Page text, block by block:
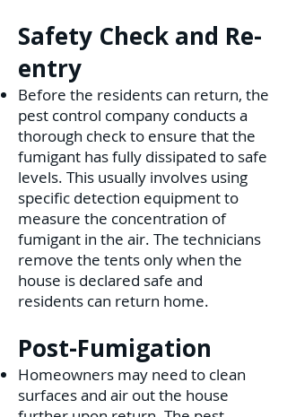
Safety Check and Re-
entry
Before the residents can return, the
pest control company conducts a
thorough check to ensure that the
fumigant has fully dissipated to safe
levels. This usually involves using
specific detection equipment to
measure the concentration of
fumigant in the air. The technicians
remove the tents only when the
house is declared safe and
residents can return home.
Post-Fumigation
Homeowners may need to clean
surfaces and air out the house